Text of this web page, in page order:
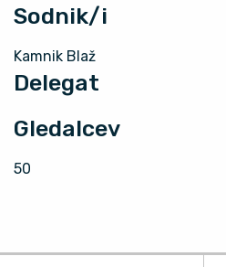
Sodnik/i
Kamnik Blaž
Delegat
Gledalcev
50